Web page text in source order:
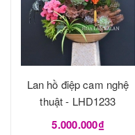
Lan hồ điệp cam nghệ
thuật - LHD1233
5.000.000₫